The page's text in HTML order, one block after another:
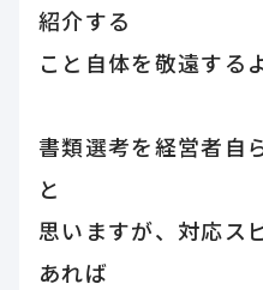
紹介する
こと自体を敬遠する
書類選考を経営者自
と
思いますが、対応ス
あれば